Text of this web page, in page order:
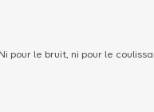
pour le bruit, ni pour le